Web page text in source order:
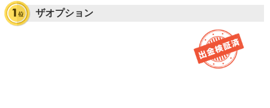
ザオプション